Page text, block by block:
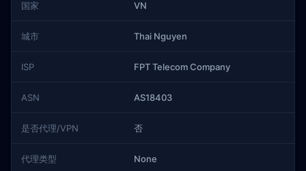
国家 VN
城市 Thai Nguyen
ISP FPT Telecom Company
ASN AS18403
是否代理/VPN 否
代理类型 None